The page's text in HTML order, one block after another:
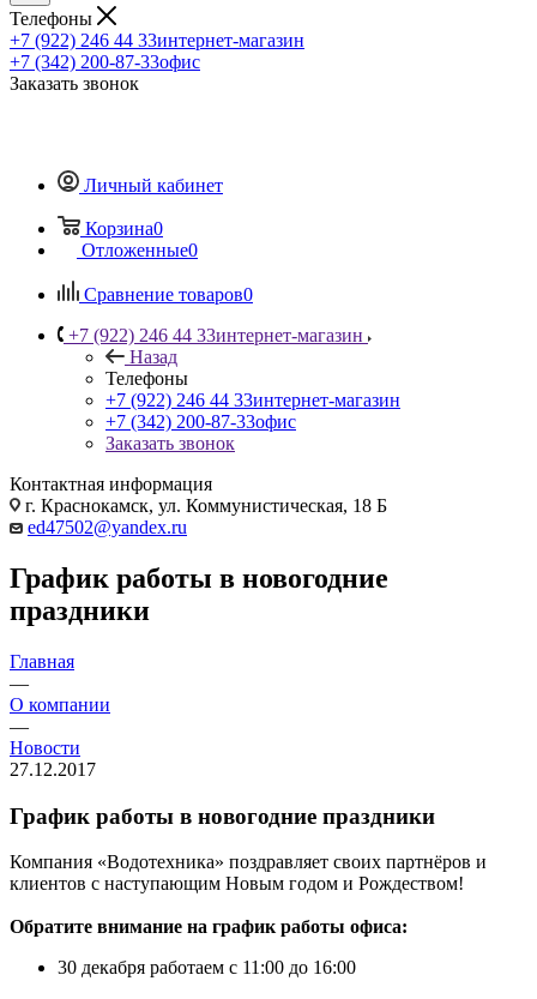
Телефоны
+7 (922) 246 44 33интернет-магазин
+7 (342) 200-87-33офис
Заказать звонок
Личный кабинет
Корзина0
Отложенные0
Сравнение товаров0
+7 (922) 246 44 33интернет-магазин
Назад
Телефоны
+7 (922) 246 44 33интернет-магазин
+7 (342) 200-87-33офис
Заказать звонок
Контактная информация
г. Краснокамск, ул. Коммунистическая, 18 Б
ed47502@yandex.ru
График работы в новогодние
праздники
Главная
—
О компании
—
Новости
27.12.2017
График работы в новогодние праздники
Компания «Водотехника» поздравляет своих партнёров и
клиентов с наступающим Новым годом и Рождеством!
Обратите внимание на график работы офиса:
30 декабря работаем с 11:00 до 16:00